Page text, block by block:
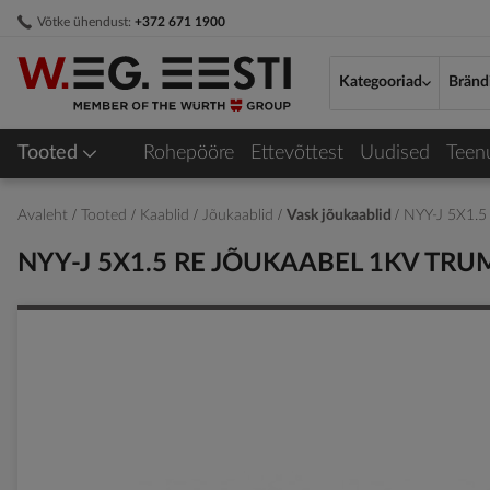
Võtke ühendust: +372 671 1900
Skip
Content
Kategooriad
Tooted Rohepööre Ettevõttest Uudised
Avaleht Tooted Kaablid Jõukaablid Vask jõukaablid NYY-J
NYY-J 5X1.5 RE JÕUKAABEL 1KV